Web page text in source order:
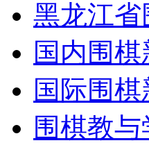
黑龙江省
国内围棋
国际围棋
围棋教